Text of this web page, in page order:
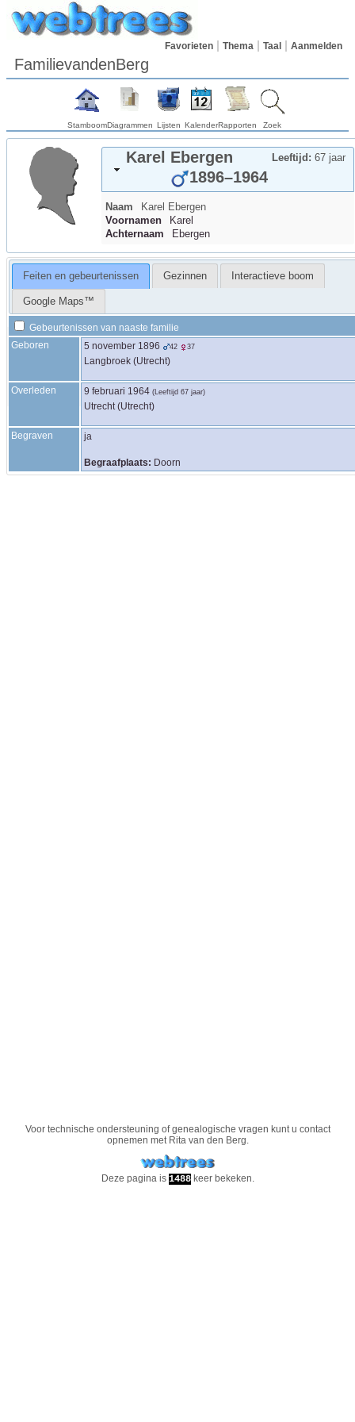
Favorieten Thema Taal Aanmelden
FamilievandenBerg
StamboomDiagrammen Lijsten KalenderRapporten Zoek
Karel Ebergen Leeftijd: 67 jaar
1896–1964
Naam Karel Ebergen
Voornamen
Karel
Achternaam
Ebergen
Feiten en gebeurtenissen Gezinnen Interactieve boom
Google Maps™
Gebeurtenissen van naaste familie
Geboren
5 november 1896 42 37
Langbroek (Utrecht)
Overleden 9 februari 1964 (Leeftijd 67 jaar)
Utrecht (Utrecht)
Begraven ja
Begraafplaats: Doorn
Voor technische ondersteuning of genealogische vragen kunt u contact
opnemen met Rita van den Berg.
Deze pagina is 1488keer bekeken.